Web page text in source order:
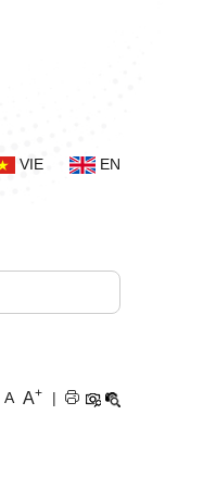
VIE EN
A A+ |